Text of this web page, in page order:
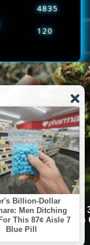
120
4835
Stop Eating These
That Are Known to
Parasites